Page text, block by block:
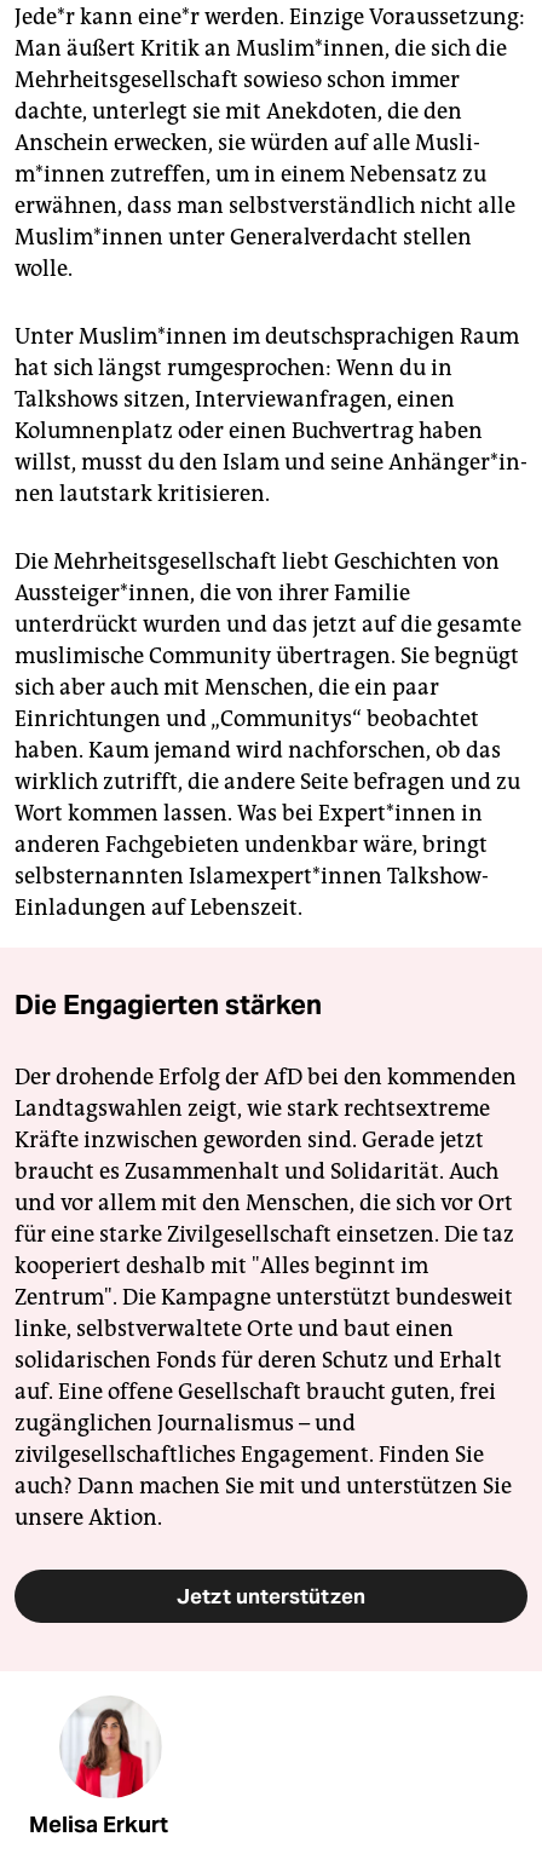
Je­de*r kann ei­ne*r werden. Einzige Voraussetzung:
Man äußert Kritik an Muslim*innen, die sich die
Mehrheitsgesellschaft sowieso schon immer
dachte, unterlegt sie mit Anekdoten, die den
Anschein erwecken, sie würden auf alle Mus­li­
m*in­nen zutreffen, um in einem Nebensatz zu
erwähnen, dass man selbstverständlich nicht alle
Mus­li­m*in­nen unter Generalverdacht stellen
wolle.
Unter Mus­li­m*in­nen im deutschsprachigen Raum
hat sich längst rumgesprochen: Wenn du in
Talkshows sitzen, Interviewanfragen, einen
Kolumnenplatz oder einen Buchvertrag haben
willst, musst du den Islam und seine An­hän­ge­r*in­
nen lautstark kritisieren.
Die Mehrheitsgesellschaft liebt Geschichten von
Aussteiger*innen, die von ihrer Familie
unterdrückt wurden und das jetzt auf die gesamte
muslimische Community übertragen. Sie begnügt
sich aber auch mit Menschen, die ein paar
Einrichtungen und „Communitys“ beobachtet
haben. Kaum jemand wird nachforschen, ob das
wirklich zutrifft, die andere Seite befragen und zu
Wort kommen lassen. Was bei Ex­per­t*in­nen in
anderen Fachgebieten undenkbar wäre, bringt
selbsternannten Is­lam­ex­per­t*in­nen Talkshow-
Einladungen auf Lebenszeit.
Die Engagierten stärken
Der drohende Erfolg der AfD bei den kommenden
Landtagswahlen zeigt, wie stark rechtsextreme
Kräfte inzwischen geworden sind. Gerade jetzt
braucht es Zusammenhalt und Solidarität. Auch
und vor allem mit den Menschen, die sich vor Ort
für eine starke Zivilgesellschaft einsetzen. Die taz
kooperiert deshalb mit "Alles beginnt im
Zentrum". Die Kampagne unterstützt bundesweit
linke, selbstverwaltete Orte und baut einen
solidarischen Fonds für deren Schutz und Erhalt
auf. Eine offene Gesellschaft braucht guten, frei
zugänglichen Journalismus – und
zivilgesellschaftliches Engagement. Finden Sie
auch? Dann machen Sie mit und unterstützen Sie
unsere Aktion.
Jetzt unterstützen
Melisa Erkurt